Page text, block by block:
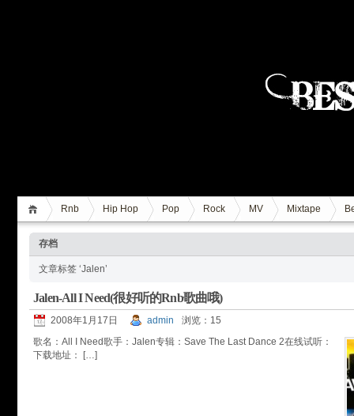
Rnb Hip Hop Pop Rock MV Mixtape
存档
文章标签 ‘Jalen’
Jalen-All I Need(很好听的Rnb歌曲哦)
2008年1月17日 admin
浏览：15
歌名：All I Need歌手：Jalen专辑：Save The Last Dance 2在线试听：
下载地址： […]